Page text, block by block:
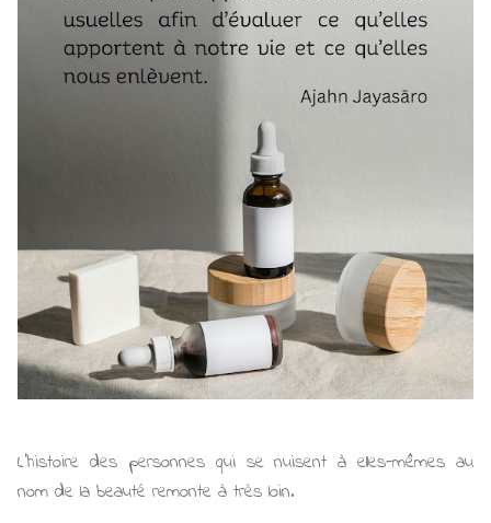
L'histoire des personnes qui se nuisent à elles-mêmes au
nom de la beauté remonte à très loin.